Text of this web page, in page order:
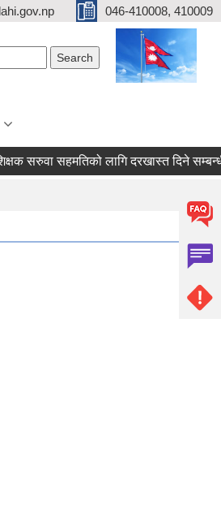
046-410008, 410009
शिक्षक सरुवा सहमतिको लागि दरखास्त दिने